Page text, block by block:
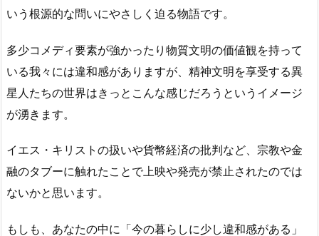
いう根源的な問いにやさしく迫る物語です。
多少コメディ要素が強かったり物質文明の価値観を持って
いる我々には違和感がありますが、精神文明を享受する異
星人たちの世界はきっとこんな感じだろうというイメージ
が湧きます。
イエス・キリストの扱いや貨幣経済の批判など、宗教や金
融のタブーに触れたことで上映や発売が禁止されたのでは
ないかと思います。
もしも、あなたの中に「今の暮らしに少し違和感がある」